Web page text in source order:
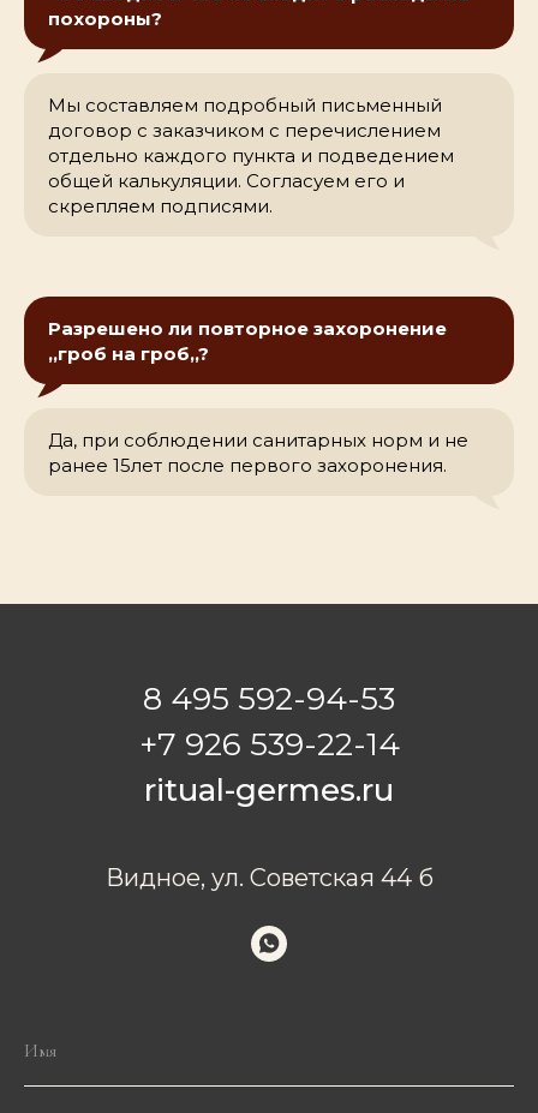
похороны?
Мы составляем подробный письменный
договор с заказчиком с перечислением
отдельно каждого пункта и подведением
общей калькуляции. Согласуем его и
скрепляем подписями.
Разрешено ли повторное захоронение
,,гроб на гроб,,?
Да, при соблюдении санитарных норм и не
ранее 15лет после первого захоронения.
8 495 592-94-53
+7 926 539-22-14
ritual-germes.ru
Видное, ул. Советская 44 б